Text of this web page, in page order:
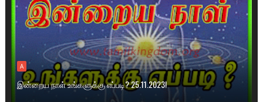
A
இன்றைய நாள் உங்களுக்கு எப்படி? 25.11.2023!